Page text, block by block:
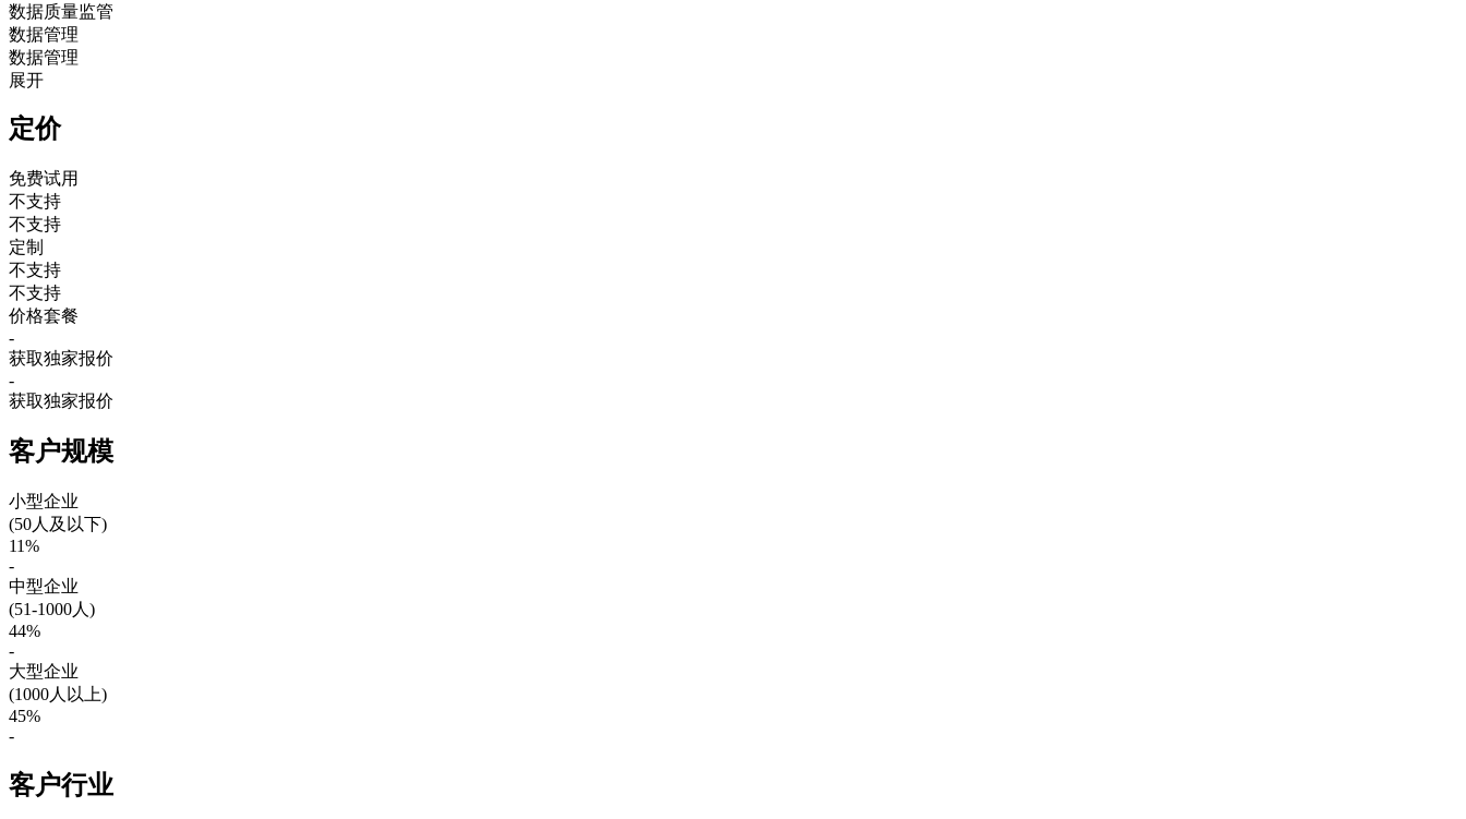
数据质量监管
数据管理
数据管理
展开
定价
免费试用
不支持
不支持
定制
不支持
不支持
价格套餐
-
获取独家报价
-
获取独家报价
客户规模
小型企业
(50人及以下)
11%
-
中型企业
(51-1000人)
44%
-
大型企业
(1000人以上)
45%
-
客户行业